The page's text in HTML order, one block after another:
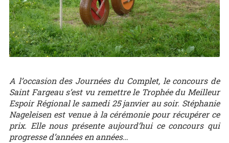
A l’occasion des Journées du Complet, le concours de
Saint Fargeau s’est vu remettre le Trophée du Meilleur
Espoir Régional le samedi 25 janvier au soir. Stéphanie
Nageleisen est venue à la cérémonie pour récupérer ce
prix. Elle nous présente aujourd’hui ce concours qui
progresse d’années en années…